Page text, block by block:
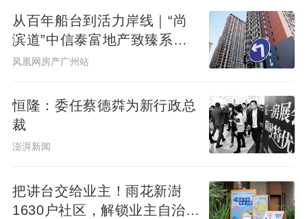
从百年船台到活力岸线｜“尚
滨道”中信泰富地产致臻系首
秀广州&广州滨江天地商业愿
凤凰网房产广州站
恒隆：委任蔡德粦为新行政总
裁
澎湃新闻
把讲台交给业主！雨花新澍
1630户社区，解锁业主自治社